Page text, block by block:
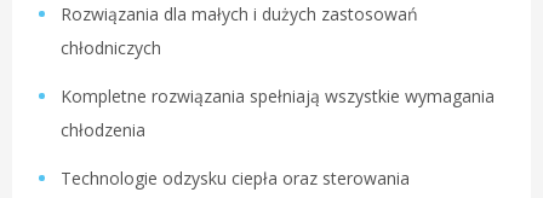
Rozwiązania dla małych i dużych zastosowań
chłodniczych
Kompletne rozwiązania spełniają wszystkie wymagania
chłodzenia
Technologie odzysku ciepła oraz sterowania